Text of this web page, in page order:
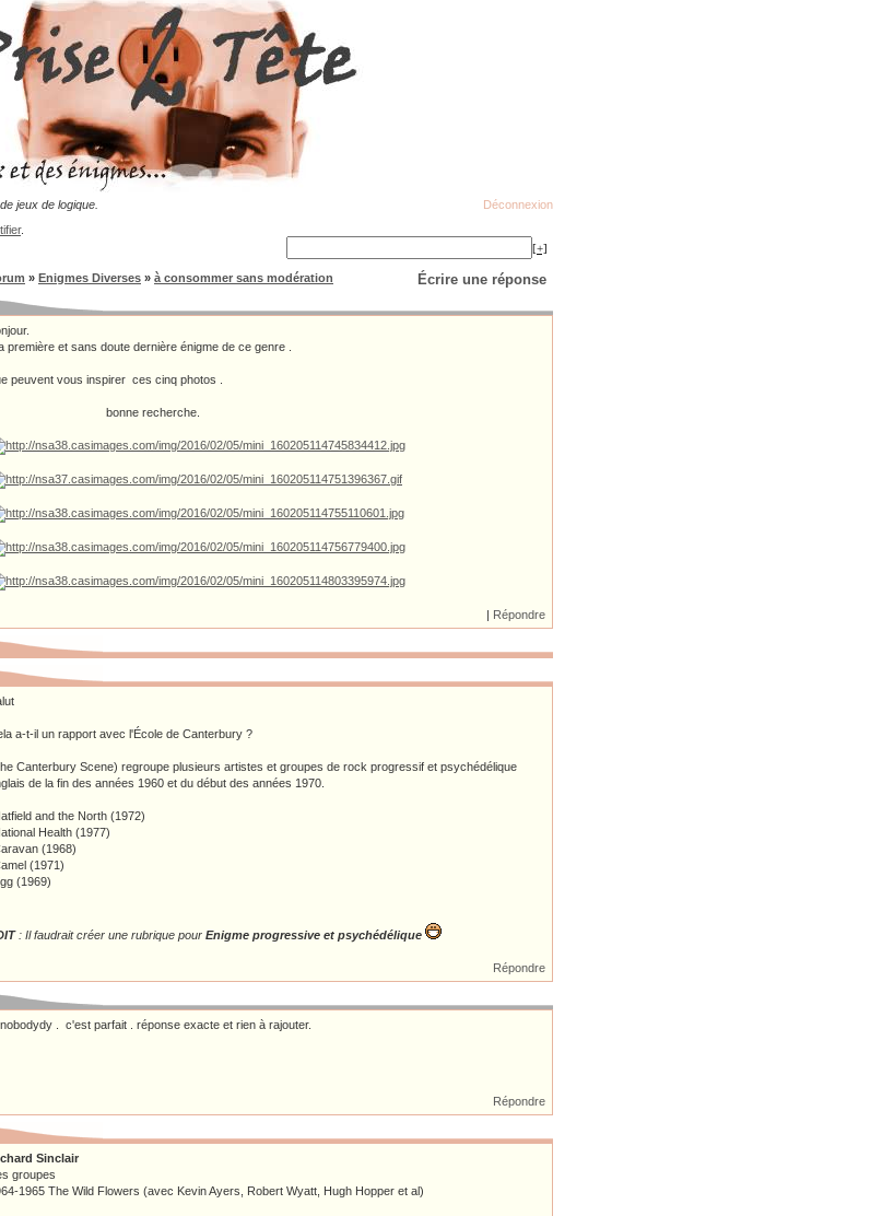
jeux de logique.
Déconnexion
.
[+]
Écrire une réponse
» Enigmes Diverses » à consommer sans modération
première et sans doute dernière énigme de ce genre .
peuvent vous inspirer ces cinq photos .
recherche.
| Répondre
a-t-il un rapport avec l'École de Canterbury ?
Canterbury Scene) regroupe plusieurs artistes et groupes de rock progressif et psychédélique
de la fin des années 1960 et du début des années 1970.
and the North (1972)
Health (1977)
(1968)
(1971)
(1969)
: Il faudrait créer une rubrique pour Enigme progressive et psychédélique
Répondre
. c'est parfait . réponse exacte et rien à rajouter.
Répondre
Sinclair
groupes
1965 The Wild Flowers (avec Kevin Ayers, Robert Wyatt, Hugh Hopper et al)